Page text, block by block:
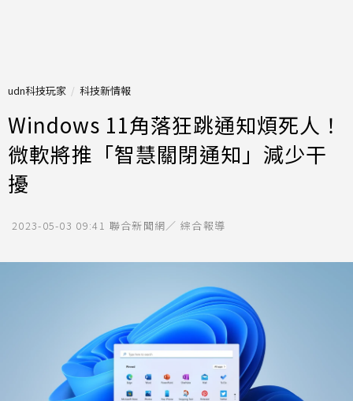
udn科技玩家 科技新情報
Windows 11角落狂跳通知煩死人！
微軟將推「智慧關閉通知」減少干
擾
2023-05-03 09:41 聯合新聞網／ 綜合報導